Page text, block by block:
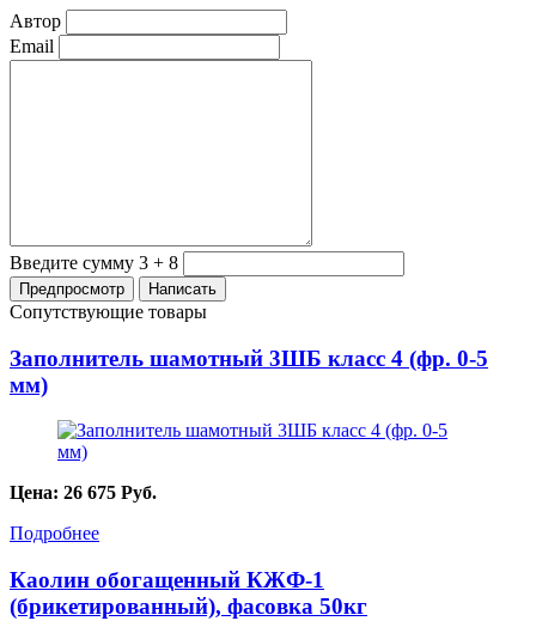
Автор
Email
Введите сумму 3 + 8
Сопутствующие товары
Заполнитель шамотный 3ШБ класс 4 (фр. 0-5
мм)
Цена: 26 675 Руб.
Подробнее
Каолин обогащенный КЖФ-1
(брикетированный), фасовка 50кг